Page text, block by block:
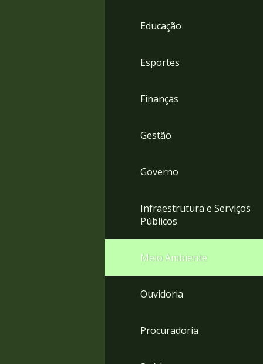
Educação
Esportes
Finanças
Gestão
Governo
Infraestrutura e Serviços
Públicos
Meio Ambiente
Ouvidoria
Procuradoria